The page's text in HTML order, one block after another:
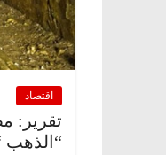
اقتصاد
“الذهب